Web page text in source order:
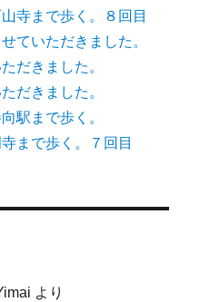
寺まで歩く。８回目
ていただきました。
だきました。
だきました。
駅まで歩く。
まで歩く。７回目
より